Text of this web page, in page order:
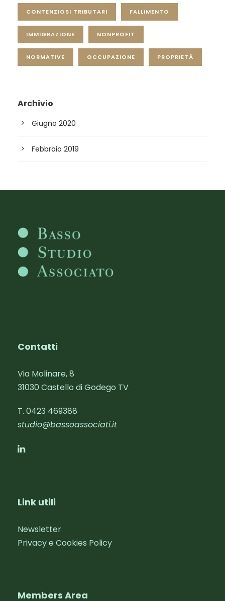
CONTENZIOSI TRIBUTARI FALLIMENTO
IMMIGRAZIONE NONPROFIT
NORMATIVE OCCUPAZIONE PROPRIETÀ
Archivio
Giugno 2020
Febbraio 2019
Contatti
Via Molinare, 8
31030 Castello di Godego TV
T. 0423 469388‬
studio@bassoassociati.it
Link utili
Newsletter
Privacy e Cookies Policy
Members Area